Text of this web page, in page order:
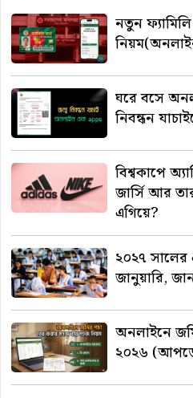
নতুন
ঘরে বসে
নিবন্ধন
বিশ্বকাপে
জার্সি আর
এগিয়ে?
২০২৭
জানুয়ারি,
অনলাইনে
২০২৬